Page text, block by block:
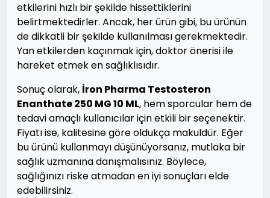
etkilerini hızlı bir şekilde hissettiklerini
belirtmektedirler. Ancak, her ürün gibi, bu ürünün
de dikkatli bir şekilde kullanılması gerekmektedir.
Yan etkilerden kaçınmak için, doktor önerisi ile
hareket etmek en sağlıklısıdır.
Sonuç olarak, İron Pharma Testosteron
Enanthate 250 MG 10 ML, hem sporcular hem de
tedavi amaçlı kullanıcılar için etkili bir seçenektir.
Fiyatı ise, kalitesine göre oldukça makuldür. Eğer
bu ürünü kullanmayı düşünüyorsanız, mutlaka bir
sağlık uzmanına danışmalısınız. Böylece,
sağlığınızı riske atmadan en iyi sonuçları elde
edebilirsiniz.